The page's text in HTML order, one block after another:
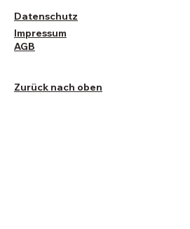
Datenschutz
Impressum
AGB
Zurück nach oben